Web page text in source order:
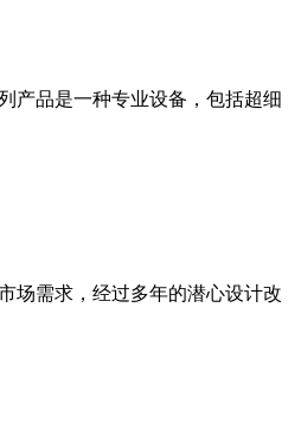
产品是一种专业设备，包括超细
场需求，经过多年的潜心设计改